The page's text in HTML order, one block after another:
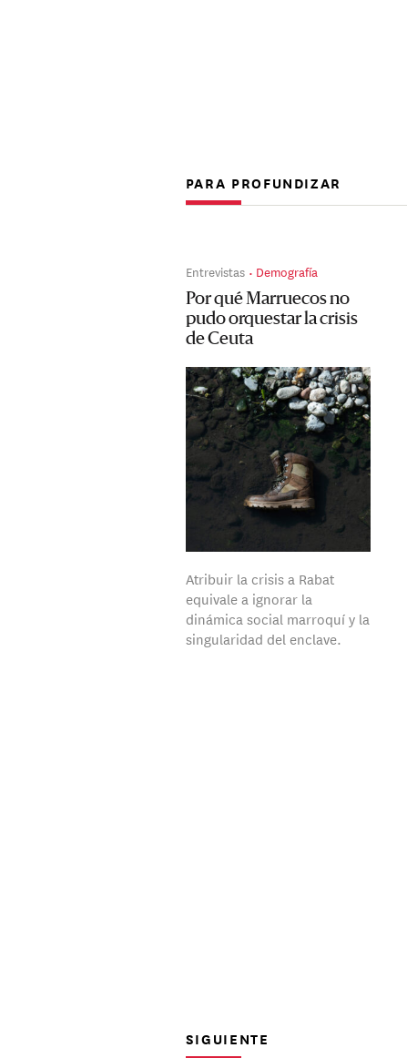
PARA PROFUNDIZAR
Entrevistas Demografía
Por qué Marruecos no
pudo orquestar la crisis
de Ceuta
Atribuir la crisis a Rabat
equivale a ignorar la
dinámica social marroquí y la
singularidad del enclave.
SIGUIENTE